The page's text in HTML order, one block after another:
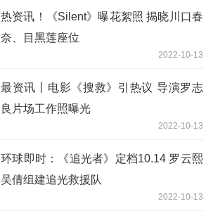
热资讯！《Silent》曝花絮照 揭晓川口春
奈、目黑莲座位
2022-10-13
最资讯丨电影《搜救》引热议 导演罗志
良片场工作照曝光
2022-10-13
环球即时：《追光者》定档10.14 罗云熙
吴倩组建追光救援队
2022-10-13